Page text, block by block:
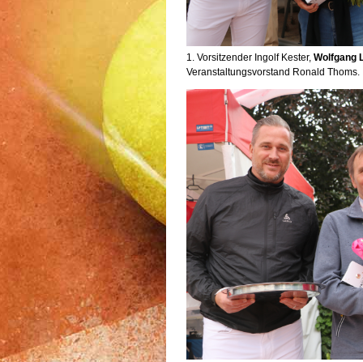
1. Vorsitzender Ingolf Kester, Wolfgang
Veranstaltungsvorstand Ronald Thoms.